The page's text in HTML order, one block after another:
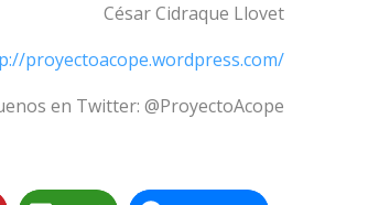
César Cidraque Llovet
proyectoacope.wordpress.com/
en Twitter: @ProyectoAcope